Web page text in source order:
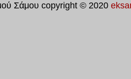
Σάμου copyright © 2020